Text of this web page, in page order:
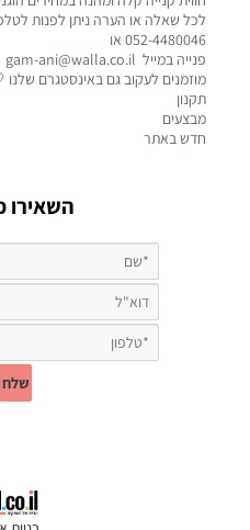
לכל שאלה או הערה ניתן לפנות
052-4480046 או
פנייה במייל gam-ani@walla.co.il
מוזמנים לעקוב גם באינסטגרם שלנו
תקנון
מבצעים
חדש באתר
השאירו